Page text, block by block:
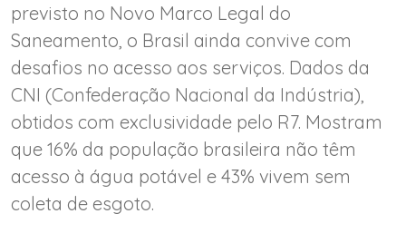
previsto no Novo Marco Legal do
Saneamento, o Brasil ainda convive com
desafios no acesso aos serviços. Dados da
CNI (Confederação Nacional da Indústria),
obtidos com exclusividade pelo R7. Mostram
que 16% da população brasileira não têm
acesso à água potável e 43% vivem sem
coleta de esgoto.